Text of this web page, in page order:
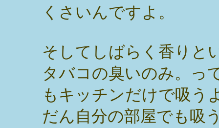
くさいんですよ。
そしてしばらく香りと
タバコの臭いのみ。っ
もキッチンだけで吸う
だん自分の部屋でも吸